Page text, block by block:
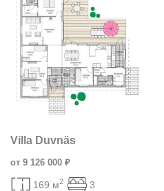
Villa Duvnäs
от 9 126 000 ₽
169 м2 3